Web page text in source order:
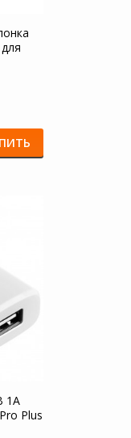
1A
Plus